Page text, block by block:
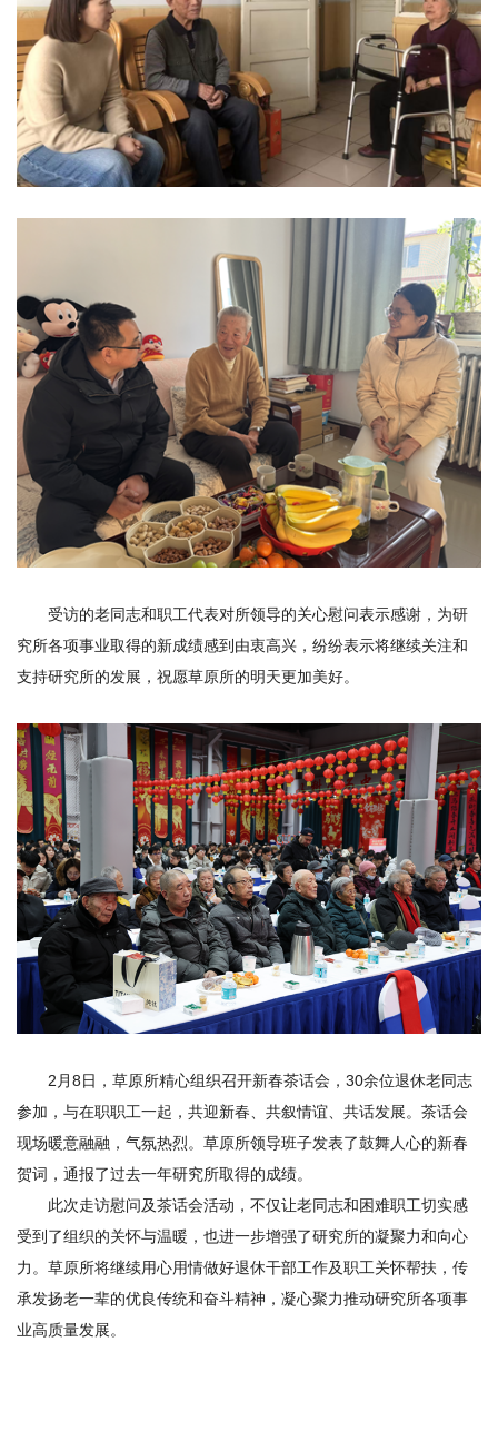
受访的老同志和职工代表对所领导的关心慰问表示感谢，为研
究所各项事业取得的新成绩感到由衷高兴，纷纷表示将继续关注和
支持研究所的发展，祝愿草原所的明天更加美好。
2月8日，草原所精心组织召开新春茶话会，30余位退休老同志
参加，与在职职工一起，共迎新春、共叙情谊、共话发展。茶话会
现场暖意融融，气氛热烈。草原所领导班子发表了鼓舞人心的新春
贺词，通报了过去一年研究所取得的成绩。
此次走访慰问及茶话会活动，不仅让老同志和困难职工切实感
受到了组织的关怀与温暖，也进一步增强了研究所的凝聚力和向心
力。草原所将继续用心用情做好退休干部工作及职工关怀帮扶，传
承发扬老一辈的优良传统和奋斗精神，凝心聚力推动研究所各项事
业高质量发展。